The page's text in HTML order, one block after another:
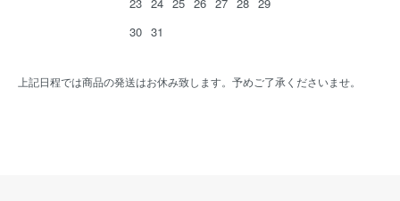
30 31
上記日程では商品の発送はお休み致します。予めご了承くださいませ。